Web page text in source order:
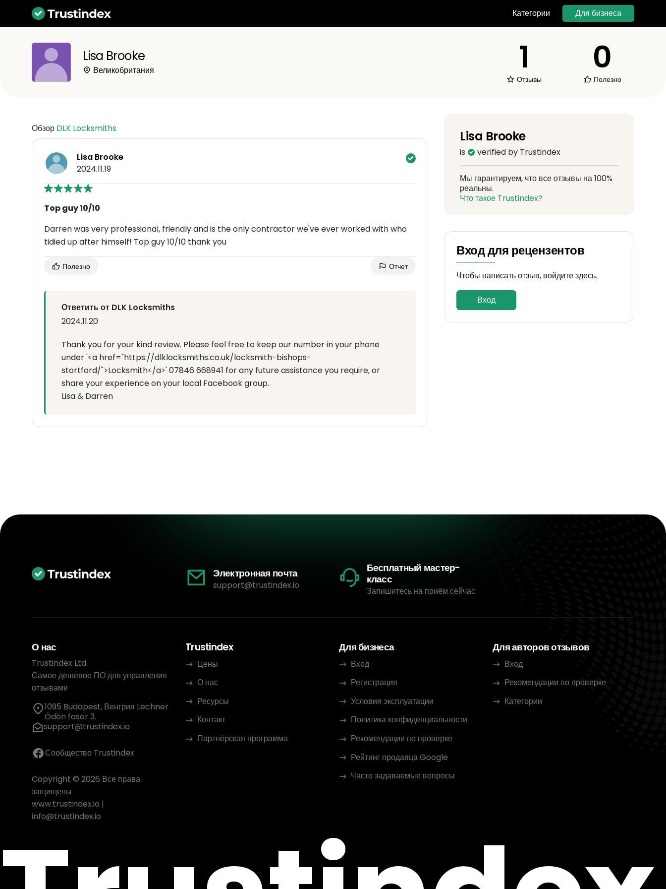
Категории Для бизнеса
Lisa Brooke
Великобритания 1
Отзывы
0
Полезно
Обзор DLK Locksmiths
Lisa Brooke
2024.11.19
Top guy 10/10
Darren was very professional, friendly and is the only contractor we've ever worked with who
tidied up after himself! Top guy 10/10 thank you
Полезно Отчет
Ответить от DLK Locksmiths
2024.11.20
Thank you for your kind review. Please feel free to keep our number in your phone
under '<a href="https://dlklocksmiths.co.uk/locksmith-bishops-
stortford/">Locksmith</a>' 07846 668941 for any future assistance you require, or
share your experience on your local Facebook group.
Lisa & Darren
Lisa Brooke
is verified by Trustindex
Мы гарантируем, что все отзывы на 100%
реальны.
Что такое Trustindex?
Вход для рецензентов
Чтобы написать отзыв, войдите здесь.
Вход
Электронная почта
support@trustindex.io
Бесплатный мастер-
класс
Запишитесь на приём сейчас
О нас
Trustindex Ltd.
Самое дешевое ПО для управления
отзывами
1095 Budapest, Венгрия Lechner
Ödön fasor 3.
support@trustindex.io
Сообщество Trustindex
Copyright © 2026 Все права
защищены
www.trustindex.io |
info@trustindex.io
Trustindex
Цены
О нас
Ресурсы
Контакт
Партнёрская программа
Для бизнеса
Вход
Регистрация
Условия эксплуатации
Политика конфиденциальности
Рекомендации по проверке
Рейтинг продавца Google
Часто задаваемые вопросы
Для авторов отзывов
Вход
Рекомендации по проверке
Категории